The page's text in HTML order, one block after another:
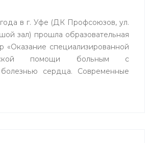
в г. Уфе (ДК Профсоюзов, ул.
зал) прошла образовательная
«Оказание специализированной
помощи больным с
сердца. Современные